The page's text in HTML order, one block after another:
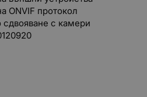
ONVIF протокол
сдвояване с камери